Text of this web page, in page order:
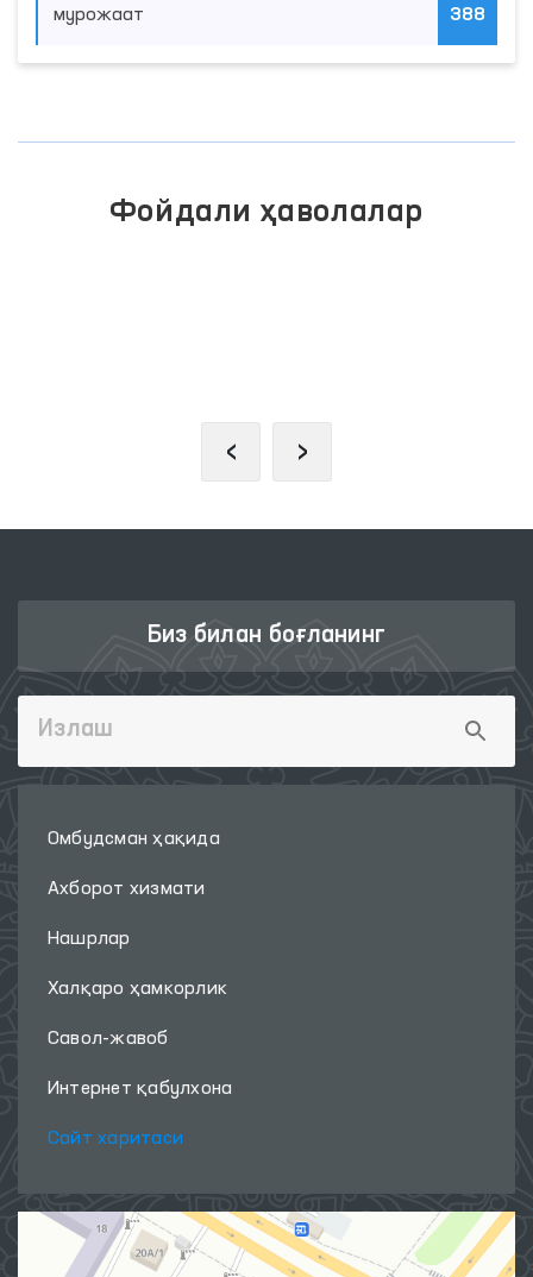
мурожаат 388
Фойдали ҳаволалар
‹ ›
Биз билан боғланинг
Омбудсман ҳақида
Ахборот хизмати
Нашрлар
Халқаро ҳамкорлик
Савол-жавоб
Интернет қабулхона
Сайт харитаси